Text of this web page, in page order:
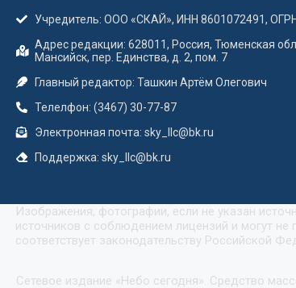
Учредитель: ООО «СКАЙ», ИНН 8601072491,
Адрес редакции: 628011, Россия, Тюменская
Мансийск, пер. Единства, д. 2, пом. 7
Главный редактор: Ташкин Артём Олегович
Телелфон: (3467) 30-77-87
Электронная почта: sky_llc@bk.ru
Поддержка: sky_llc@bk.ru
Изображения, фотографии, если не указан
источников с соблюдением лицензий и могут не
соответствует законодательству Российской
Сетевое издание «Небо сегодня». Средство